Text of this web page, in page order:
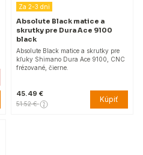
Za 2-3 dni
Absolute Black matice a
skrutky pre Dura Ace 9100
black
Absolute Black matice a skrutky pre
kľuky Shimano Dura Ace 9100, CNC
frézované, čierne.
45.49 €
51.52 € Kúpiť